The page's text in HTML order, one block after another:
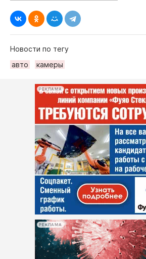
Новости по тегу
авто
камеры
РЕКЛАМА
РЕКЛАМА